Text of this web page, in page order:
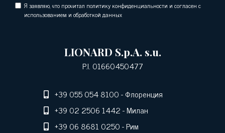
Я заявляю, что прочитал политику конфиденциальности и согласен с
использованием и обработкой данных
LIONARD S.p.A. s.u.
P.I. 01660450477
+39 055 054 8100- Флоренция
+39 02 2506 1442- Милан
+39 06 8681 0250- Рим